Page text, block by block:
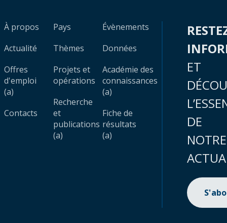
À propos
Actualité
Offres
d'emploi
(a)
Contacts
Pays
Thèmes
Projets et
opérations
Recherche
et
publications
(a)
Évènements
Données
Académie des
connaissances
(a)
Fiche de
résultats
(a)
ET
DE
NOTRE